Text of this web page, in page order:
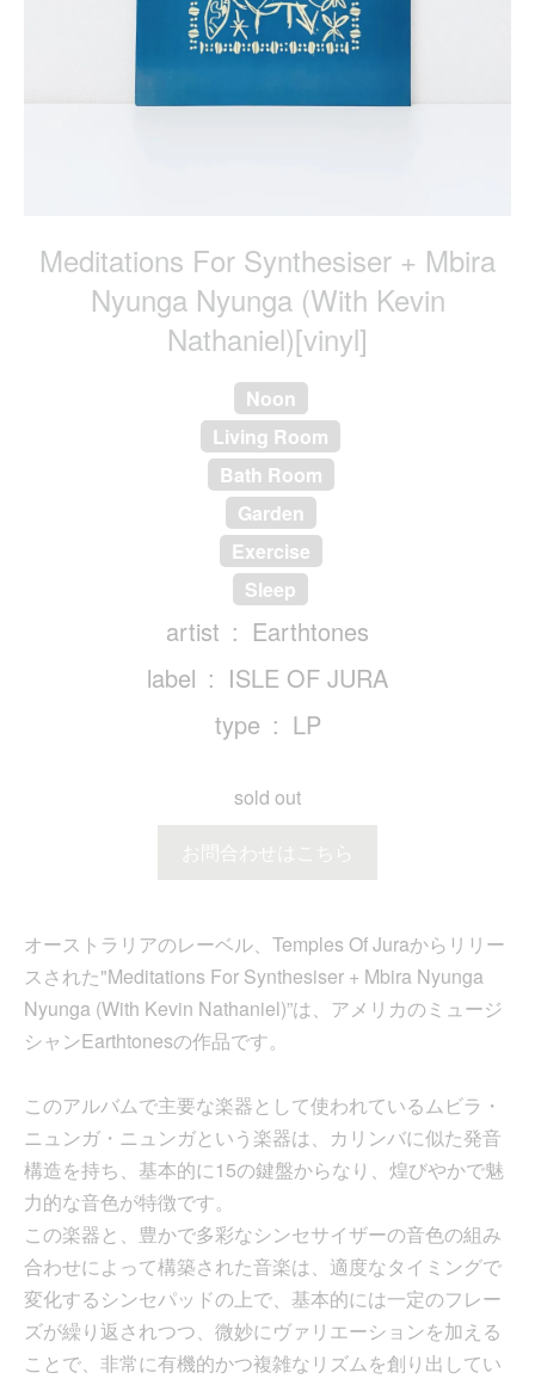
Meditations For Synthesiser + Mbira
Nyunga Nyunga (With Kevin
Nathaniel)[vinyl]
Noon
Living Room
Bath Room
Garden
Exercise
Sleep
artist
Earthtones
label
ISLE OF JURA
type
LP
sold out
お問合わせはこちら
オーストラリアのレーベル、Temples Of Juraからリリー
スされた"Meditations For Synthesiser + Mbira Nyunga
Nyunga (With Kevin Nathaniel)”は、アメリカのミュージ
シャンEarthtonesの作品です。
このアルバムで主要な楽器として使われているムビラ・
ニュンガ・ニュンガという楽器は、カリンバに似た発音
構造を持ち、基本的に15の鍵盤からなり、煌びやかで魅
力的な音色が特徴です。
この楽器と、豊かで多彩なシンセサイザーの音色の組み
合わせによって構築された音楽は、適度なタイミングで
変化するシンセパッドの上で、基本的には一定のフレー
ズが繰り返されつつ、微妙にヴァリエーションを加える
ことで、非常に有機的かつ複雑なリズムを創り出してい